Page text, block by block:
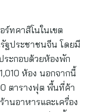
ร์ทคาสิโนในเขต
ฐประชาชนจีน โดยมี
ระกอบด้วยห้องพัก
ห้อง นอกจากนี้
ตารางฟุต พื้นที่ค้า
นอาหารและเครื่อง